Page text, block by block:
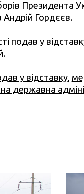
Президента
Андрій Гордєєв.
подав у
у відставку,
державна